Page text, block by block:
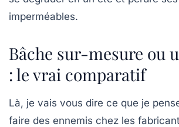
imperméables.
Bâche sur-mesure ou
: le vrai comparatif
Là, je vais vous dire ce que je
faire des ennemis chez les